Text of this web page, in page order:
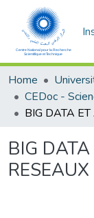
Home
BIG